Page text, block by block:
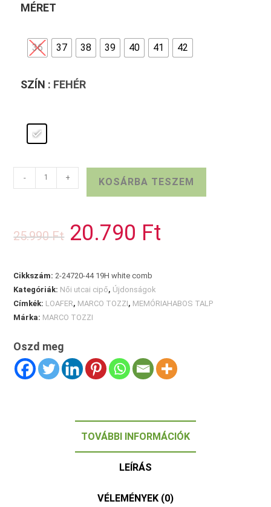
MÉRET
36 37 38 39 40 41 42
SZÍN : FEHÉR
TOZZI
mennyiség
- + KOSÁRBA TESZEM
25.990Ft
Original
price
was:
20.790 Ft
Cikkszám: 2-24720-44 19H white comb
Kategóriák: Női utcai cipő, Újdonságok
Címkék: LOAFER, MARCO TOZZI, MEMÓRIAHABOS TALP
Márka: MARCO TOZZI
Oszd meg
TOVÁBBI INFORMÁCIÓK
LEÍRÁS
VÉLEMÉNYEK (0)